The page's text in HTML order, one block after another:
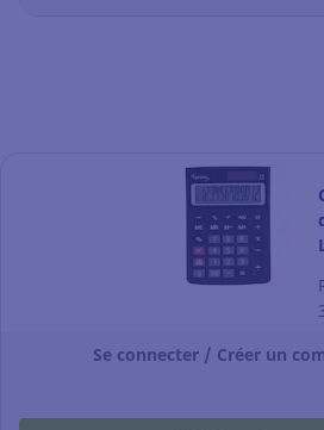
Se connecter / Créer un